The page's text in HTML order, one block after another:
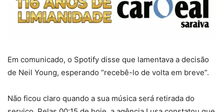
Em comunicado, o Spotify disse que lamentava a decisão
de Neil Young, esperando “recebê-lo de volta em breve”.
Não ficou claro quando a sua música será retirada do